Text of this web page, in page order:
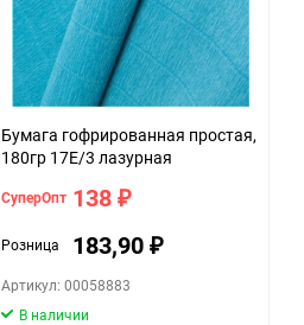
Бумага гофрированная простая,
180гр 17Е/3 лазурная
СуперОпт 138 ₽
Розница 183,90 ₽
Артикул: 00058883
В наличии